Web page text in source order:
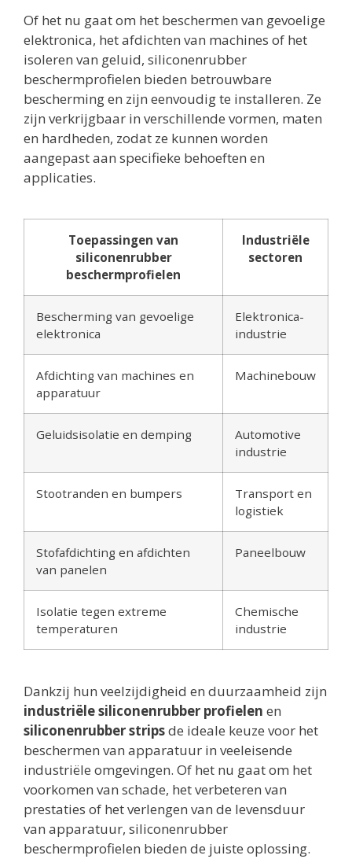
Of het nu gaat om het beschermen van gevoelige
elektronica, het afdichten van machines of het
isoleren van geluid, siliconenrubber
beschermprofielen bieden betrouwbare
bescherming en zijn eenvoudig te installeren. Ze
zijn verkrijgbaar in verschillende vormen, maten
en hardheden, zodat ze kunnen worden
aangepast aan specifieke behoeften en
applicaties.
Toepassingen van
siliconenrubber
beschermprofielen
Industriële
sectoren
Bescherming van gevoelige
elektronica
Elektronica-
industrie
Afdichting van machines en
apparatuur
Machinebouw
Geluidsisolatie en demping
Automotive
industrie
Stootranden en bumpers
Transport en
logistiek
Stofafdichting en afdichten
van panelen
Paneelbouw
Isolatie tegen extreme
temperaturen
Chemische
industrie
Dankzij hun veelzijdigheid en duurzaamheid zijn
industriële siliconenrubber profielen en
siliconenrubber stripsde ideale keuze voor het
beschermen van apparatuur in veeleisende
industriële omgevingen. Of het nu gaat om het
voorkomen van schade, het verbeteren van
prestaties of het verlengen van de levensduur
van apparatuur, siliconenrubber
beschermprofielen bieden de juiste oplossing.